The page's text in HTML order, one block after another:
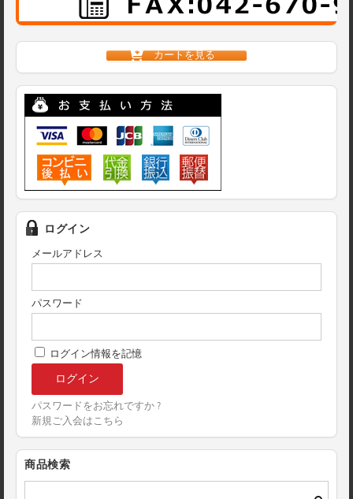
カートを見る
ログイン
メールアドレス
パスワード
ログイン情報を記憶
パスワードをお忘れですか ?
新規ご入会はこちら
商品検索